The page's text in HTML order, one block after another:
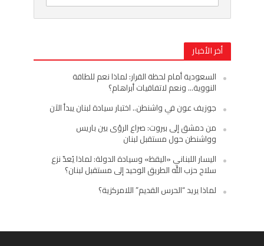
أخر الأخبار
السعودية أمام لحظة القرار: لماذا نعم للطاقة
النووية… ونعم لاتفاقيات أبراهام؟
جوزيف عون في واشنطن.. اختبار سيادة لبنان يبدأ الآن
من دمشق إلى بيروت: صراع الرؤى بين باريس
وواشنطن حول مستقبل لبنان
اليسار اللبناني «اليقظ» وسيادة الدولة: لماذا يُعدّ نزع
سلاح حزب الله الطريق الوحيد إلى مستقبل لبنان؟
لماذا يريد “الحرس القديم” اللامركزية؟